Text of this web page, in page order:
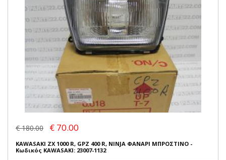
€ 180.00 € 70.00
KAWASAKI ZX 1000 R, GPZ 400 R, NINJA ΦΑΝΑΡΙ ΜΠΡΟΣΤΙΝΟ -
Κωδικός KAWASAKI: 23007-1132